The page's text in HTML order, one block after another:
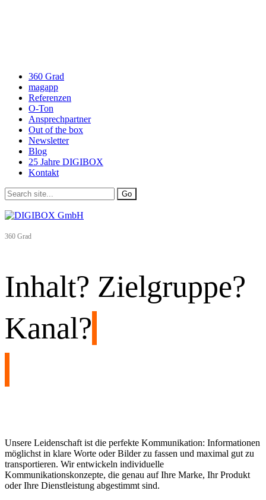
360 Grad
magapp
Referenzen
O-Ton
Ansprechpartner
Out of the box
Newsletter
Blog
25 Jahre DIGIBOX
Kontakt
360 Grad
Inhalt? Zielgruppe?
Kanal?
Unsere Leidenschaft ist die perfekte Kommunikation: Informationen
möglichst in klare Worte oder Bilder zu fassen und maximal gut zu
transportieren. Wir entwickeln individuelle
Kommunikationskonzepte, die genau auf Ihre Marke, Ihr Produkt
oder Ihre Dienstleistung abgestimmt sind.